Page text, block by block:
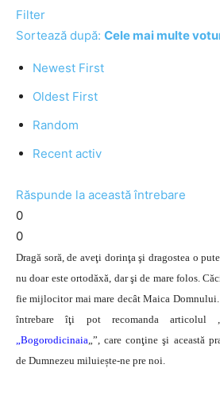
Filter
Sortează după: Cele mai multe
Newest First
Oldest First
Random
Recent activ
Răspunde la această întrebare
0
0
Dragă soră, de aveţi dorinţa şi dragostea o
nu doar este ortodăxă, dar şi de mare folos.
fie mijlocitor mai mare decât Maica Domnului.
întrebare îţi pot recomanda articolul
„Bogorodicinaia„”, care conţine şi această
de Dumnezeu miluiește-ne pre noi.